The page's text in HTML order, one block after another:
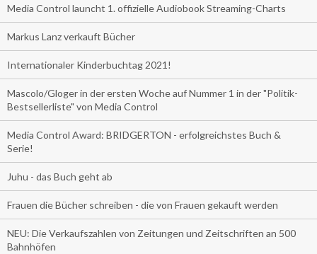
Media Control launcht 1. offizielle Audiobook Streaming-Charts
Markus Lanz verkauft Bücher
Internationaler Kinderbuchtag 2021!
Mascolo/Gloger in der ersten Woche auf Nummer 1 in der "Politik-
Bestsellerliste" von Media Control
Media Control Award: BRIDGERTON - erfolgreichstes Buch &
Serie!
Juhu - das Buch geht ab
Frauen die Bücher schreiben - die von Frauen gekauft werden
NEU: Die Verkaufszahlen von Zeitungen und Zeitschriften an 500
Bahnhöfen